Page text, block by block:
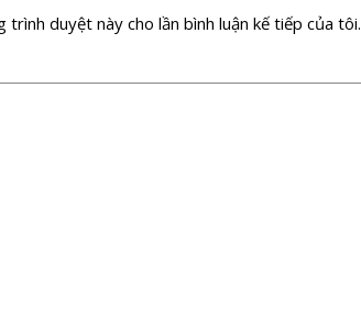
duyệt này cho lần bình luận kế tiếp của tôi.